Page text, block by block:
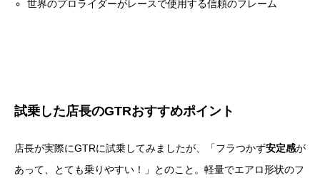
世界のプロライダーがレースで使用する信頼のフレーム
試乗した店長のGTRおすすめポイント
店長が実際にGTRに試乗してみましたが、「フラつかず安定感が
あって、とても乗りやすい！」とのこと。軽量でエアロ形状のフ